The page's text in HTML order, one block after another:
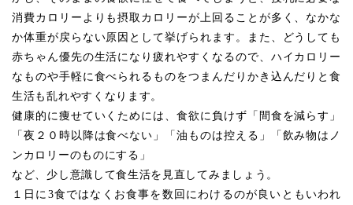
消費カロリーよりも摂取カロリーが上回ることが多く、なかな
か体重が戻らない原因として挙げられます。また、どうしても
赤ちゃん優先の生活になり疲れやすくなるので、ハイカロリー
なものや手軽に食べられるものをつまんだりかき込んだりと食
生活も乱れやすくなります。
健康的に痩せていくためには、食欲に負けず「間食を減らす」
「夜２０時以降は食べない」「油ものは控える」「飲み物はノ
ンカロリーのものにする」
など、少し意識して食生活を見直してみましょう。
１日に3食ではなくお食事を数回にわけるのが良いともいわれ